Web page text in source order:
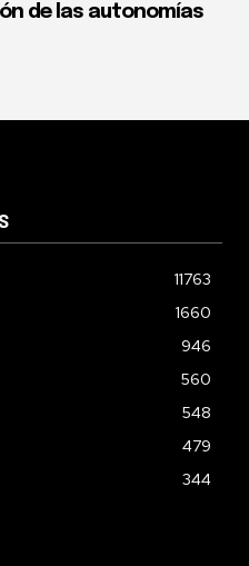
de las autonomías
11763
1660
946
560
548
479
344